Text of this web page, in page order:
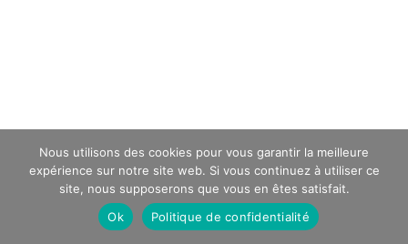
Nous utilisons des cookies pour vous garantir la meilleure
expérience sur notre site web. Si vous continuez à utiliser ce
site, nous supposerons que vous en êtes satisfait.
Ok
Politique de confidentialité